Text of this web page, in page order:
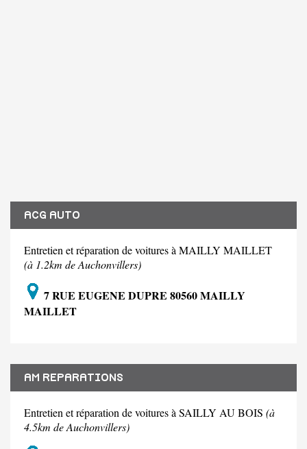
ACG AUTO
Entretien et réparation de voitures à MAILLY MAILLET
(à 1.2km de Auchonvillers)
7 RUE EUGENE DUPRE 80560 MAILLY
MAILLET
AM REPARATIONS
Entretien et réparation de voitures à SAILLY AU BOIS (à
4.5km de Auchonvillers)